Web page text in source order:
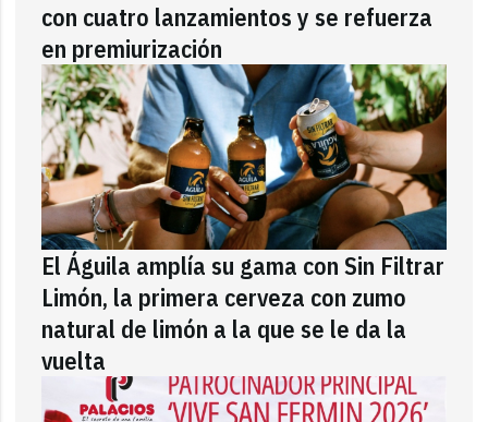
con cuatro lanzamientos y se refuerza
en premiurización
El Águila amplía su gama con Sin Filtrar
Limón, la primera cerveza con zumo
natural de limón a la que se le da la
vuelta